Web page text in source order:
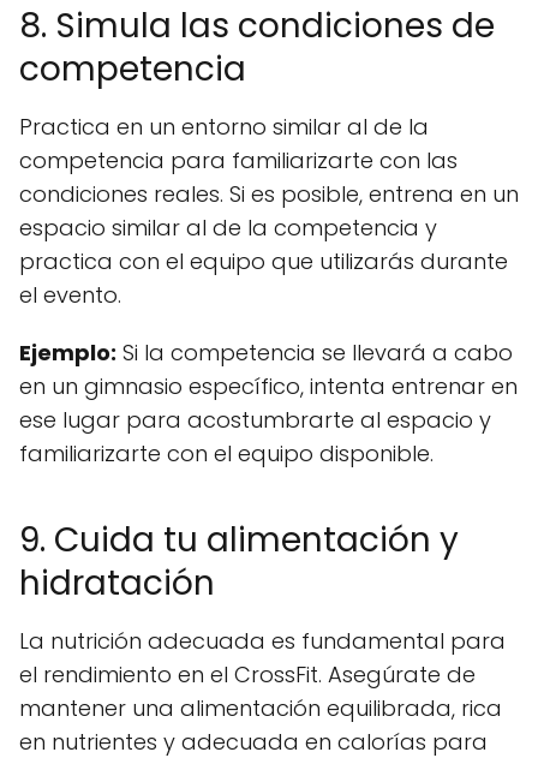
8. Simula las condiciones de
competencia
Practica en un entorno similar al de la
competencia para familiarizarte con las
condiciones reales. Si es posible, entrena en un
espacio similar al de la competencia y
practica con el equipo que utilizarás durante
el evento.
Ejemplo: Si la competencia se llevará a cabo
en un gimnasio específico, intenta entrenar en
ese lugar para acostumbrarte al espacio y
familiarizarte con el equipo disponible.
9. Cuida tu alimentación y
hidratación
La nutrición adecuada es fundamental para
el rendimiento en el CrossFit. Asegúrate de
mantener una alimentación equilibrada, rica
en nutrientes y adecuada en calorías para